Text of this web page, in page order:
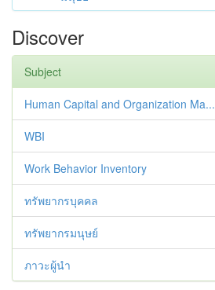
Discover
Subject
Human Capital and Organization Ma...
WBI
Work Behavior Inventory
ทรัพยากรบุคคล
ทรัพยากรมนุษย์
ภาวะผู้นำ